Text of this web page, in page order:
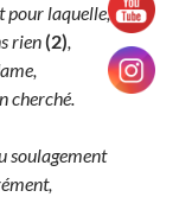
pour laquelle,
rien(2),
cherché.
soulagement